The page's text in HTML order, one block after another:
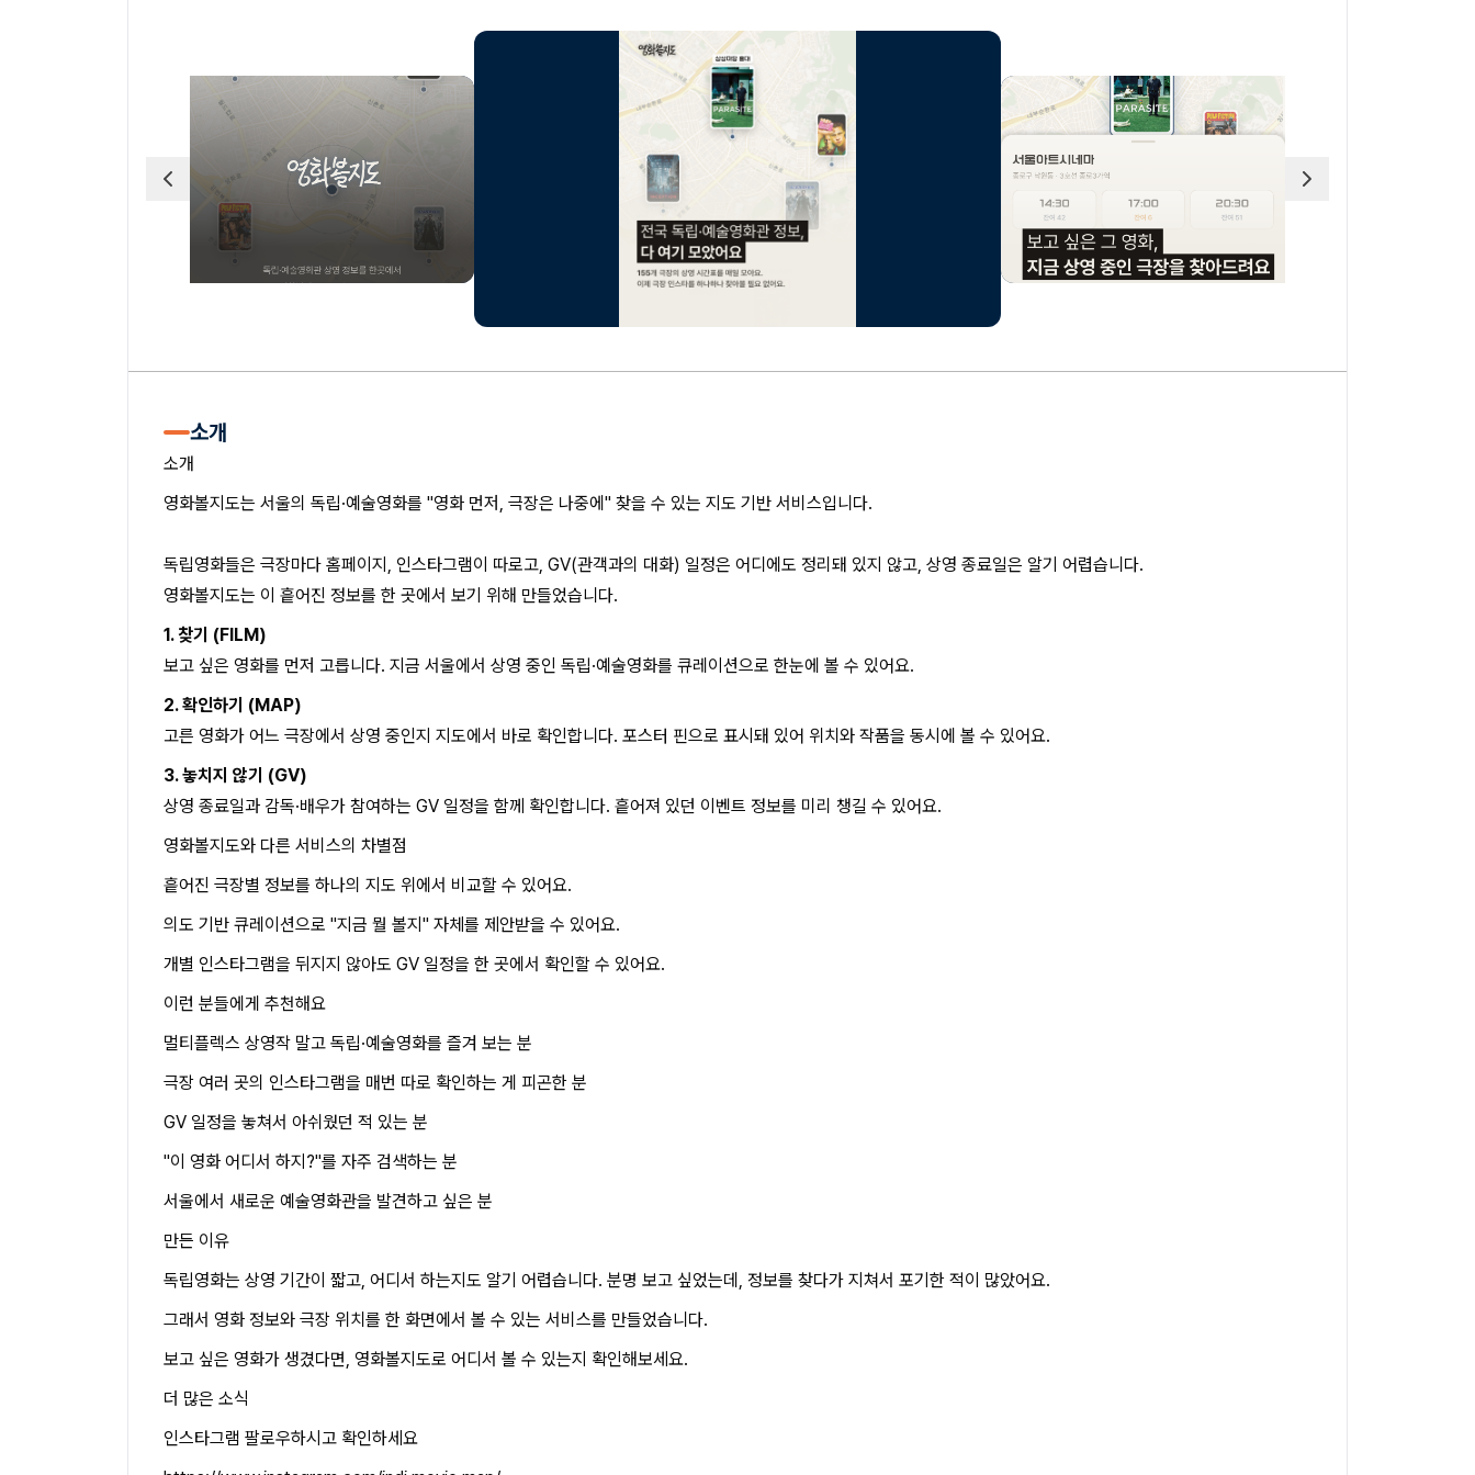
소개
소개
영화볼지도는 서울의 독립·예술영화를 "영화 먼저, 극장은 나중에" 찾을 수 있는 지도 기반 서비스입니다.
독립영화들은 극장마다 홈페이지, 인스타그램이 따로고, GV(관객과의 대화) 일정은 어디에도 정리돼 있지 않고, 상영 종료일은 알기 어렵습니다.
영화볼지도는 이 흩어진 정보를 한 곳에서 보기 위해 만들었습니다.
1. 찾기 (FILM)
보고 싶은 영화를 먼저 고릅니다. 지금 서울에서 상영 중인 독립·예술영화를 큐레이션으로 한눈에 볼 수 있어요.
2. 확인하기 (MAP)
고른 영화가 어느 극장에서 상영 중인지 지도에서 바로 확인합니다. 포스터 핀으로 표시돼 있어 위치와 작품을 동시에 볼 수 있어요.
3. 놓치지 않기 (GV)
상영 종료일과 감독·배우가 참여하는 GV 일정을 함께 확인합니다. 흩어져 있던 이벤트 정보를 미리 챙길 수 있어요.
영화볼지도와 다른 서비스의 차별점
흩어진 극장별 정보를 하나의 지도 위에서 비교할 수 있어요.
의도 기반 큐레이션으로 "지금 뭘 볼지" 자체를 제안받을 수 있어요.
개별 인스타그램을 뒤지지 않아도 GV 일정을 한 곳에서 확인할 수 있어요.
이런 분들에게 추천해요
멀티플렉스 상영작 말고 독립·예술영화를 즐겨 보는 분
극장 여러 곳의 인스타그램을 매번 따로 확인하는 게 피곤한 분
GV 일정을 놓쳐서 아쉬웠던 적 있는 분
"이 영화 어디서 하지?"를 자주 검색하는 분
서울에서 새로운 예술영화관을 발견하고 싶은 분
만든 이유
독립영화는 상영 기간이 짧고, 어디서 하는지도 알기 어렵습니다. 분명 보고 싶었는데, 정보를 찾다가 지쳐서 포기한 적이 많았어요.
그래서 영화 정보와 극장 위치를 한 화면에서 볼 수 있는 서비스를 만들었습니다.
보고 싶은 영화가 생겼다면, 영화볼지도로 어디서 볼 수 있는지 확인해보세요.
더 많은 소식
인스타그램 팔로우하시고 확인하세요